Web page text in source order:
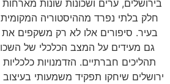
בירושלים, ערים ושכונות שונות
חלק בלתי נפרד מההיסטוריה
בעיר. סיפורים אלו לא רק משקפים
גם מעידים על המצב הכלכלי של
תהליכים חברתיים. הזדמנויות
ירושלים שיחקו תפקיד משמעותי